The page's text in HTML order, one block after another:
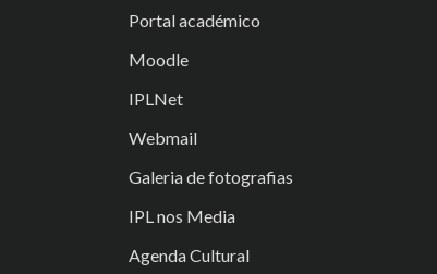
Portal académico
Moodle
IPLNet
Webmail
Galeria de fotografias
IPL nos Media
Agenda Cultural